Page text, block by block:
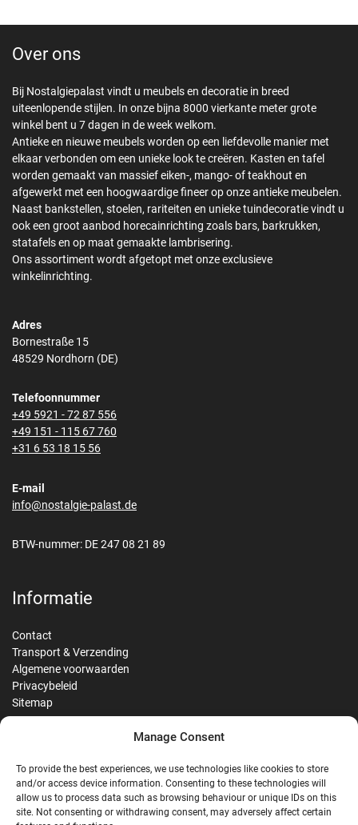
Manage Consent
To provide the best experiences, we use technologies like cookies to store
and/or access device information. Consenting to these technologies will
allow us to process data such as browsing behaviour or unique IDs on this
site. Not consenting or withdrawing consent, may adversely affect certain
Over ons
Bij Nostalgiepalast vindt u meubels en decoratie in breed
uiteenlopende stijlen. In onze bijna 8000 vierkante meter grote
winkel bent u 7 dagen in de week welkom.
Antieke en nieuwe meubels worden op een liefdevolle manier met
elkaar verbonden om een unieke look te creëren. Kasten en tafel
worden gemaakt van massief eiken-, mango- of teakhout en
afgewerkt met een hoogwaardige fineer op onze antieke meubelen.
Naast bankstellen, stoelen, rariteiten en unieke tuindecoratie vindt u
ook een groot aanbod horecainrichting zoals bars, barkrukken,
statafels en op maat gemaakte lambrisering.
Ons assortiment wordt afgetopt met onze exclusieve
winkelinrichting.
Adres
Bornestraße 15
48529 Nordhorn (DE)
Telefoonnummer
+49 5921 - 72 87 556
+49 151 - 115 67 760
+31 6 53 18 15 56
E-mail
info@nostalgie-palast.de
BTW-nummer: DE 247 08 21 89
Informatie
Contact
Transport & Verzending
Algemene voorwaarden
Privacybeleid
Sitemap